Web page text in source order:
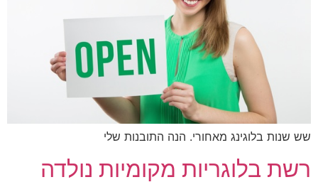
בלוגינג מאחורי. הנה התובנות שלי
בלוגריות מקומיות נולדה